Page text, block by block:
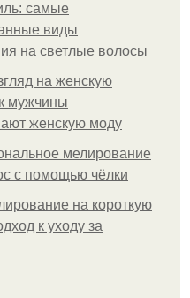
самые
виды
на светлые волосы
на женскую
мужчины
женскую моду
мелирование
с помощью чёлки
на короткую
к уходу за